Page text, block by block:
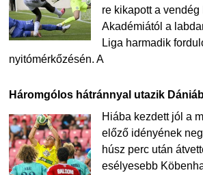
re kikapott a vendég
Akadémiától a
Liga harmadik
nyitómérkőzésén. A
Háromgólos hátránnyal utazik
Hiába kezdett jól a
előző idényének
húsz perc után
esélyesebb